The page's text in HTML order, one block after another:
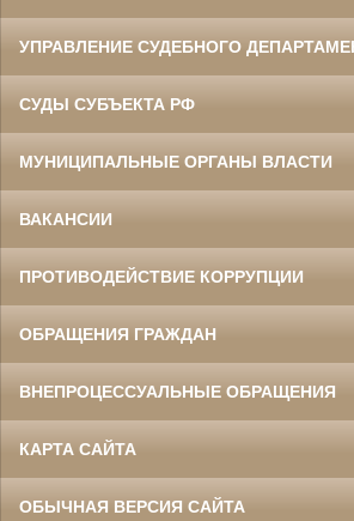
УПРАВЛЕНИЕ СУДЕБНОГО
СУДЫ СУБЪЕКТА РФ
МУНИЦИПАЛЬНЫЕ ОРГАНЫ ВЛАСТИ
ВАКАНСИИ
ПРОТИВОДЕЙСТВИЕ КОРРУПЦИИ
ОБРАЩЕНИЯ ГРАЖДАН
ВНЕПРОЦЕССУАЛЬНЫЕ ОБРАЩЕНИЯ
КАРТА САЙТА
ОБЫЧНАЯ ВЕРСИЯ САЙТА